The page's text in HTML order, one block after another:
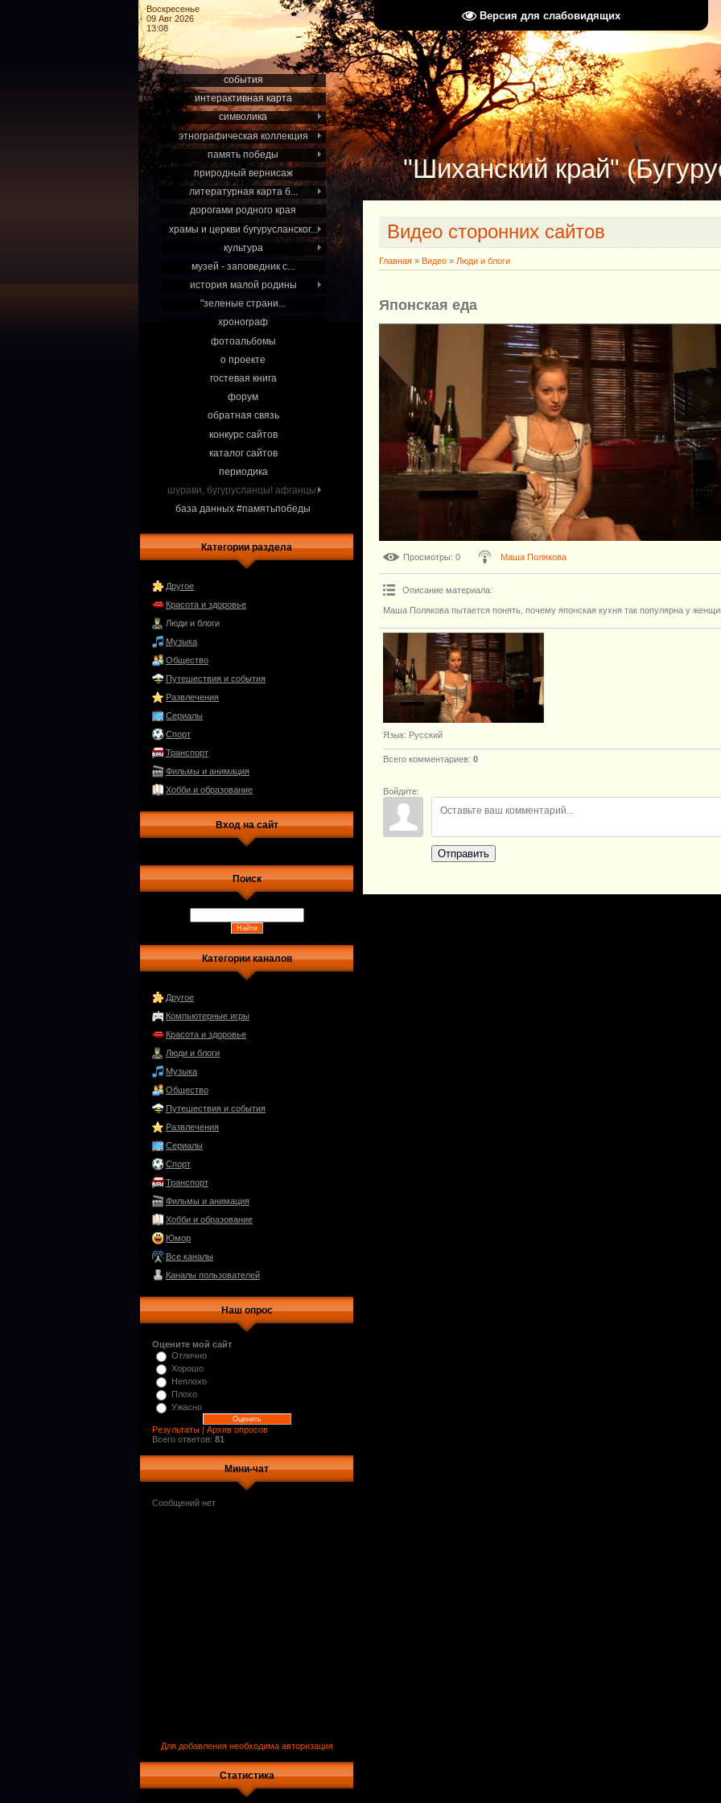
Версия для слабовидящих
Воскресенье
09 Авг 2026
13:08
события
интерактивная карта
символика
этнографическая коллекция
память победы
природный вернисаж
литературная карта б...
дорогами родного края
храмы и церкви бугурусланског...
культура
музей - заповедник с...
история малой родины
"зеленые страни...
хронограф
фотоальбомы
о проекте
гостевая книга
форум
обратная связь
конкурс сайтов
каталог сайтов
периодика
шурави, бугурусланцы! афганцы.
база данных #памятьпобеды
Категории раздела
Другое
Красота и здоровье
Люди и блоги
Музыка
Общество
Путешествия и события
Развлечения
Сериалы
Спорт
Транспорт
Фильмы и анимация
Хобби и образование
Вход на сайт
Поиск
Категории каналов
Другое
Компьютерные игры
Красота и здоровье
Люди и блоги
Музыка
Общество
Путешествия и события
Развлечения
Сериалы
Спорт
Транспорт
Фильмы и анимация
Хобби и образование
Юмор
Все каналы
Каналы пользователей
Наш опрос
Оцените мой сайт
Отлично
Хорошо
Неплохо
Плохо
Ужасно
Результаты | Архив опросов
Всего ответов: 81
Мини-чат
Для добавления необходима авторизация
Статистика
"Шиханский край"
Видео сторонних сайтов
Главная » Видео » Люди и блоги
Японская еда
Просмотры: 0 Маша Полякова
Описание материала:
Маша Полякова пытается понять, почему японская кухня так популярна у
Язык: Русский
Всего комментариев: 0
Войдите:
Отправить